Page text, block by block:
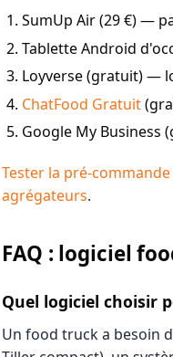
SumUp Air (29 €) —
Tablette Android
Loyverse (gratuit) —
ChatFood Gratuit
Google My
Tester la pré-
agrégateurs.
FAQ : logiciel
Quel logiciel choisir
Un food truck a besoin